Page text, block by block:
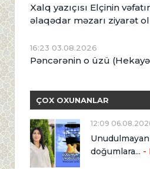
Xalq yazıçısı Elçinin
əlaqədar məzarı ziyarət
16:23 03.08.2026
Pəncərənin o üzü
ÇOX OXUNANLAR
12:09
doğumlara... -